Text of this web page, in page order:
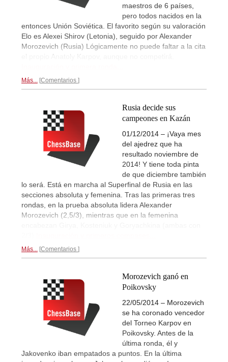
maestros de 6 países,
pero todos nacidos en la
entonces Unión Soviética. El favorito según su valoración
Elo es Alexei Shirov (Letonia), seguido por Alexander
Morozevich (Rusia) Lógicamente no puede faltar a la cita
el propio Anatoly Karpov, aunque no competirá.
Más... Comentarios
Rusia decide sus
campeones en Kazán
01/12/2014 – ¡Vaya mes
del ajedrez que ha
resultado noviembre de
2014! Y tiene toda pinta
de que diciembre también
lo será. Está en marcha al Superfinal de Rusia en las
secciones absoluta y femenina. Tras las primeras tres
rondas, en la prueba absoluta lidera Alexander
Morozevich (2,5/3), mientras que en la femenina
Más... Comentarios
Morozevich ganó en
Poikovsky
22/05/2014 – Morozevich
se ha coronado vencedor
del Torneo Karpov en
Poikovsky. Antes de la
última ronda, él y
Jakovenko iban empatados a puntos. En la última